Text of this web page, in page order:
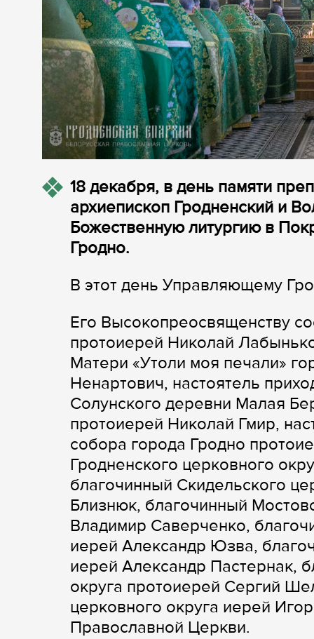
18 декабря, в день памяти
архиепископ Гродненский и
Божественную литургию в
Гродно.
В этот день Управляющему
Его Высокопреосвященству
протоиерей Николай
Матери «Утоли моя печали»
Ненартович, настоятель
Солунского деревни Малая
протоиерей Николай Гмир,
собора города Гродно
Гродненского церковного
благочинный Скидельского
Близнюк, благочинный
Владимир Саверченко,
иерей Александр Юзва,
иерей Александр Пастернак,
округа протоиерей Сергий
церковного округа иерей
Православной Церкви.